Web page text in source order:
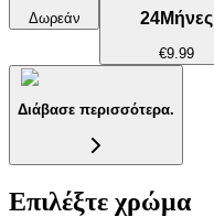
Δωρεάν 24Μήνες
€9.99
Διάβασε περισσότερα.
Επιλέξτε χρώμα